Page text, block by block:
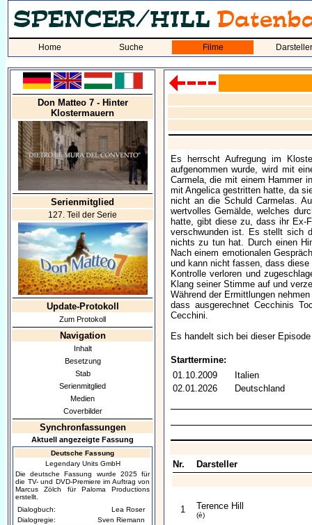
Home Suche Filme Darsteller
Don Matteo 7 - Hinter
Klostermauern
Serienmitglied
127. Teil der Serie
Update-Protokoll
Zum Protokoll
Navigation
Inhalt
Besetzung
Stab
Serienmitglied
Medien
Coverbilder
Synchronfassungen
Aktuell angezeigte Fassung
Deutsche Fassung
Legendary Units GmbH
Die deutsche Fassung wurde 2025 für
die TV- und DVD-Premiere im Auftrag von
Marcus Zölch für Paloma Productions
erstellt.
Dialogbuch:
Lea Roser
Dialogregie:
Sven Riemann
Es herrscht Aufregung im
aufgenommen wurde, wird mit
Carmela, die mit einem Hammer
mit Angelica gestritten hatte, da
nicht an die Schuld Carmelas.
wertvolles Gemälde, welches
hatte, gibt diese zu, dass ihr Ex-
verschwunden ist. Es stellt sich
nichts zu tun hat. Durch einen
Nach einem emotionalen
und kann nicht fassen, dass
Kontrolle verloren und
Klang seiner Stimme auf und
Während der Ermittlungen
dass ausgerechnet Cecchinis
Cecchini.
Es handelt sich bei dieser
Starttermine:
01.10.2009
Italien
02.01.2026
Deutschland
Nr. Darsteller
1 Terence Hill
(è)